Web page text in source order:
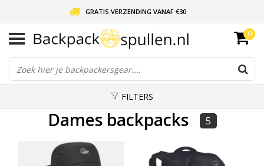
GRATIS VERZENDING VANAF €30
LIEFDE VOOR BACKPACKEN!
30 DAGEN GRATIS RETOUR
0
FILTERS
Dames backpacks 5